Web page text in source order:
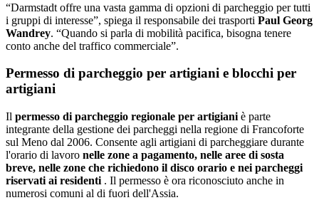
“Darmstadt offre una vasta gamma di opzioni di parcheggio per tutti
i gruppi di interesse”, spiega il responsabile dei trasporti Paul Georg
Wandrey. “Quando si parla di mobilità pacifica, bisogna tenere
conto anche del traffico commerciale”.
Permesso di parcheggio per artigiani e blocchi per
artigiani
Il permesso di parcheggio regionale per artigiani è parte
integrante della gestione dei parcheggi nella regione di Francoforte
sul Meno dal 2006. Consente agli artigiani di parcheggiare durante
l'orario di lavoro nelle zone a pagamento, nelle aree di sosta
breve, nelle zone che richiedono il disco orario e nei parcheggi
riservati ai residenti . Il permesso è ora riconosciuto anche in
numerosi comuni al di fuori dell'Assia.